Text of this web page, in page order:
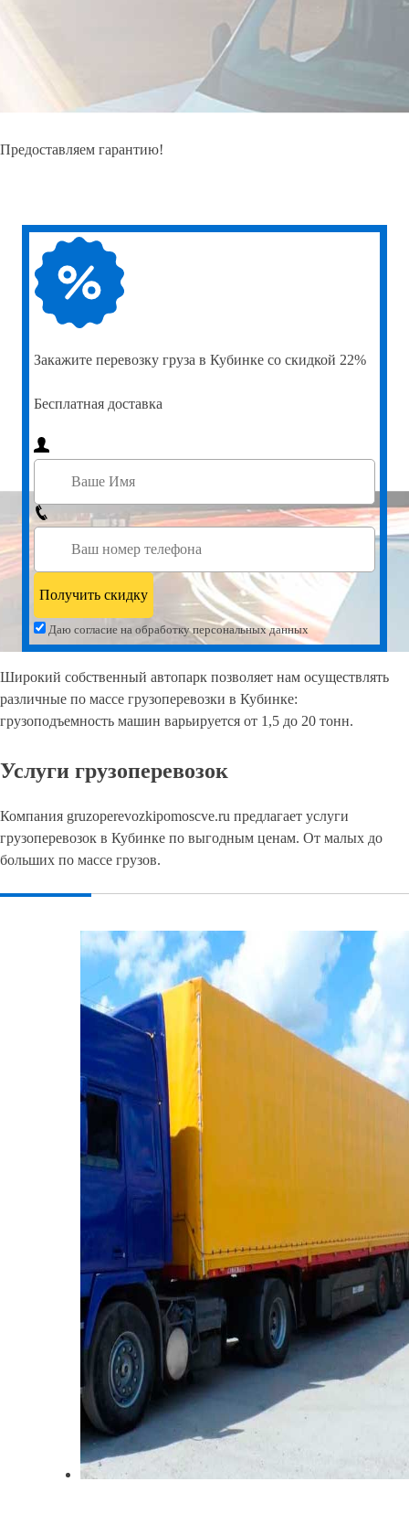
Предоставляем гарантию!
Закажите перевозку груза в Кубинке со скидкой 22%
Бесплатная доставка
Даю согласие на обработку персональных данных
Широкий собственный автопарк позволяет нам осуществлять
различные по массе грузоперевозки в Кубинке:
грузоподъемность машин варьируется от 1,5 до 20 тонн.
Услуги грузоперевозок
Компания gruzoperevozkipomoscve.ru предлагает услуги
грузоперевозок в Кубинке по выгодным ценам. От малых до
больших по массе грузов.